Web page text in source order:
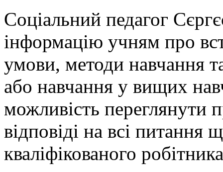
Соціальний педагог
інформацію учням про
умови, методи навчання
або навчання у вищих
можливість переглянути
відповіді на всі питання
кваліфікованого